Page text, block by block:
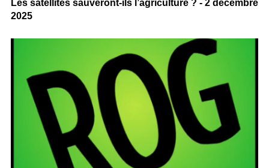
Les satellites sauveront-ils l’agriculture ? - 2 décembre
2025